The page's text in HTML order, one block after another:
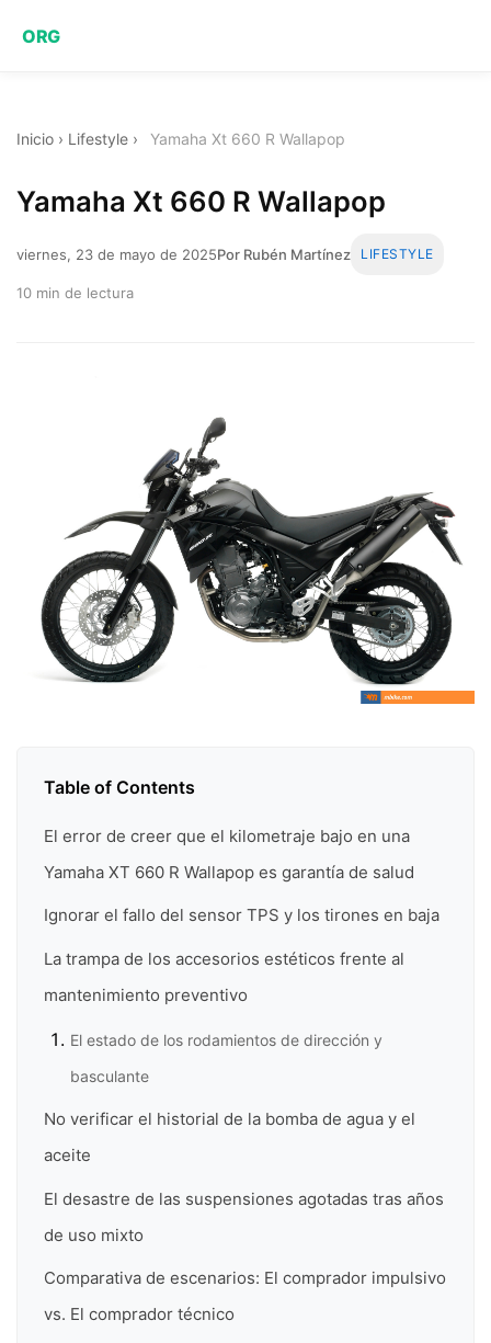
ORG
Inicio › Lifestyle › Yamaha Xt 660 R Wallapop
Yamaha Xt 660 R Wallapop
viernes, 23 de mayo de 2025Por Rubén Martínez LIFESTYLE
10 min de lectura
Table of Contents
El error de creer que el kilometraje bajo en una
Yamaha XT 660 R Wallapop es garantía de salud
Ignorar el fallo del sensor TPS y los tirones en baja
La trampa de los accesorios estéticos frente al
mantenimiento preventivo
El estado de los rodamientos de dirección y
basculante
No verificar el historial de la bomba de agua y el
aceite
El desastre de las suspensiones agotadas tras años
de uso mixto
Comparativa de escenarios: El comprador impulsivo
vs. El comprador técnico